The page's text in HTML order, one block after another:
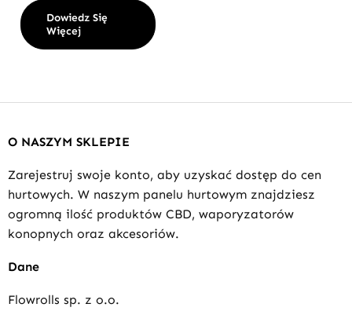
Dowiedz Się
Więcej
O NASZYM SKLEPIE
Zarejestruj swoje konto, aby uzyskać dostęp do cen
hurtowych. W naszym panelu hurtowym znajdziesz
ogromną ilość produktów CBD, waporyzatorów
konopnych oraz akcesoriów.
Dane
Flowrolls sp. z o.o.